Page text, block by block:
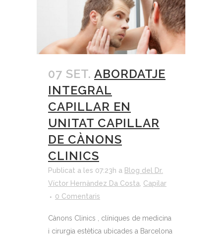
07 SET. ABORDATJE
INTEGRAL
CAPILLAR EN
UNITAT CAPILLAR
DE CÀNONS
CLINICS
Publicat a les 07:23h a Blog del Dr.
Víctor Hernàndez Da Costa Capilar
0 Comentaris
Cànons Clinics , clíniques de medicina
i cirurgia estètica ubicades a Barcelona